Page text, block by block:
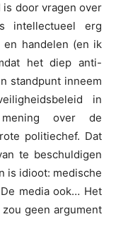
door vragen over
intellectueel erg
en handelen (en ik
het diep anti-
standpunt inneem
in
over de
politiechef. Dat
te beschuldigen
is idioot: medische
media ook… Het
geen argument